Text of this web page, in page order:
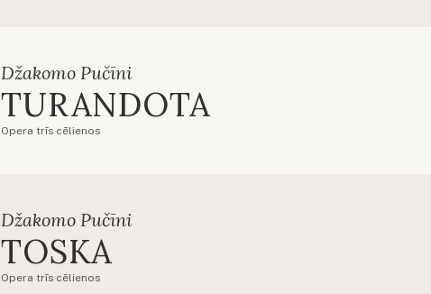
Džakomo Pučīni
TURANDOTA
Opera trīs cēlienos
Džakomo Pučīni
TOSKA
Opera trīs cēlienos